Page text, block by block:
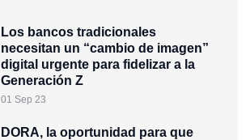
Los bancos tradicionales
necesitan un “cambio de imagen”
digital urgente para fidelizar a la
Generación Z
01 Sep 23
DORA, la oportunidad para que